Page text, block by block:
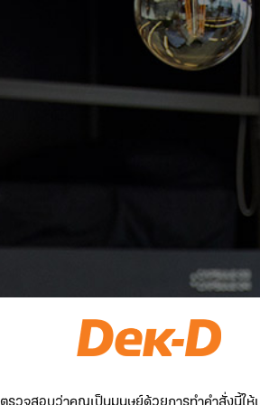
ตรวจสอบว่าคุณเป็นมนุษย์ด้วยการทำคำสั่งนี้ให้